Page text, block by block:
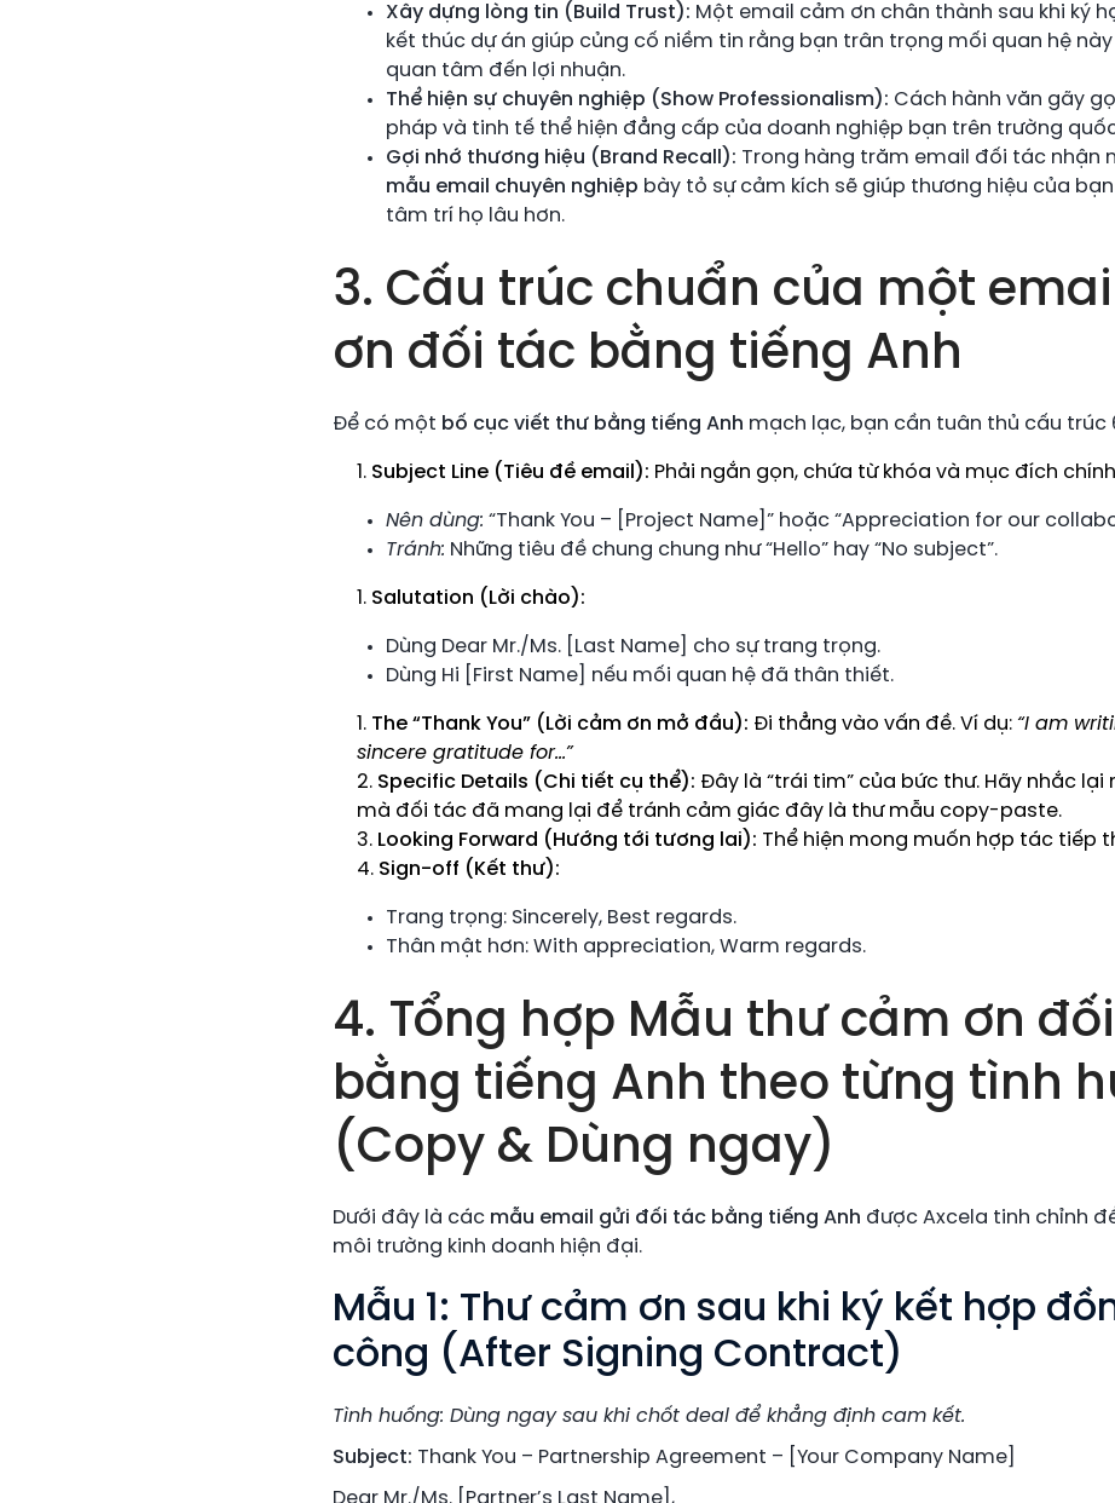
Xây dựng lòng tin (Build Trust): Một email cảm ơn chân thành sau khi ký
kết thúc dự án giúp củng cố niềm tin rằng bạn trân trọng mối quan hệ
quan tâm đến lợi nhuận.
Thể hiện sự chuyên nghiệp (Show Professionalism): Cách hành văn gãy
pháp và tinh tế thể hiện đẳng cấp của doanh nghiệp bạn trên trường
Gợi nhớ thương hiệu (Brand Recall): Trong hàng trăm email đối tác nhận
mẫu email chuyên nghiệp bày tỏ sự cảm kích sẽ giúp thương hiệu của bạn
tâm trí họ lâu hơn.
3. Cấu trúc chuẩn của một
ơn đối tác bằng tiếng Anh
Để có một bố cục viết thư bằng tiếng Anh mạch lạc, bạn cần tuân thủ cấu trúc
Subject Line (Tiêu đề email): Phải ngắn gọn, chứa từ khóa và mục đích
Nên dùng: “Thank You – [Project Name]” hoặc “Appreciation for our
Tránh: Những tiêu đề chung chung như “Hello” hay “No subject”.
Salutation (Lời chào):
Dùng Dear Mr./Ms. [Last Name] cho sự trang trọng.
Dùng Hi [First Name] nếu mối quan hệ đã thân thiết.
The “Thank You” (Lời cảm ơn mở đầu): Đi thẳng vào vấn đề. Ví dụ: “I am
sincere gratitude for…”
Specific Details (Chi tiết cụ thể): Đây là “trái tim” của bức thư. Hãy nhắc
mà đối tác đã mang lại để tránh cảm giác đây là thư mẫu copy-paste.
Looking Forward (Hướng tới tương lai): Thể hiện mong muốn hợp tác tiếp
Sign-off (Kết thư):
Trang trọng: Sincerely, Best regards.
Thân mật hơn: With appreciation, Warm regards.
4. Tổng hợp Mẫu thư cảm ơn
bằng tiếng Anh theo từng tình
(Copy & Dùng ngay)
Dưới đây là các mẫu email gửi đối tác bằng tiếng Anh được Axcela tinh chỉnh
môi trường kinh doanh hiện đại.
Mẫu 1: Thư cảm ơn sau khi ký kết hợp
công (After Signing Contract)
Tình huống: Dùng ngay sau khi chốt deal để khẳng định cam kết.
Subject: Thank You – Partnership Agreement – [Your Company Name]
Dear Mr./Ms. [Partner’s Last Name],